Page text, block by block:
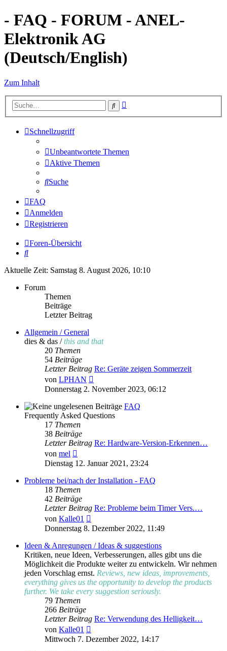
- FAQ - FORUM - ANEL-
Elektronik AG
(Deutsch/English)
Zum Inhalt
Suche
Schnellzugriff
Unbeantwortete Themen
Aktive Themen
Suche
FAQ
Anmelden
Registrieren
Foren-Übersicht
Suche
Aktuelle Zeit: Samstag 8. August 2026, 10:10
Forum
Themen
Beiträge
Letzter Beitrag
Allgemein / General
dies & das /this and that
20 Themen
54 Beiträge
Letzter Beitrag Re: Geräte zeigen Sommerzeit
von LPHAN
Beitrag
Donnerstag 2. November 2023, 06:12
FAQ
Frequently Asked Questions
17 Themen
38 Beiträge
Letzter Beitrag Re: Hardware-Version-Erkennen…
von mel
Beitrag
Dienstag 12. Januar 2021, 23:24
Probleme bei/nach der Installation - FAQ
18 Themen
42 Beiträge
Letzter Beitrag Re: Probleme beim Timer Vers.…
von Kalle01
Beitrag
Donnerstag 8. Dezember 2022, 11:49
Ideen & Anregungen / Ideas & suggestions
Kritiken, neue Ideen, Verbesserungen, alles gibt uns die
Möglichkeit die Produkte weiter zu entwickeln. Wir nehmen
jeden Vorschlag ernst. Reviews, new ideas, improvements,
everything gives us the opportunity to develop the products
further. We take every suggestion seriously.
79 Themen
266 Beiträge
Letzter Beitrag Re: Verwendung des Helligkeit…
von Kalle01
Beitrag
Mittwoch 7. Dezember 2022, 14:17